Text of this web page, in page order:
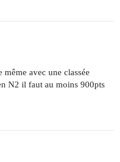
avec une classée
N2 il faut au moins 900pts